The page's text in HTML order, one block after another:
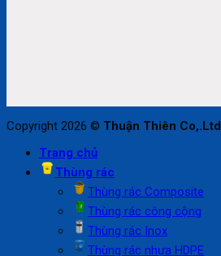
Copyright 2026 © Thuận Thiên Co,.Ltd
Trang chủ
Thùng rác
Thùng rác Composite
Thùng rác công cộng
Thùng rác Inox
Thùng rác nhựa HDPE